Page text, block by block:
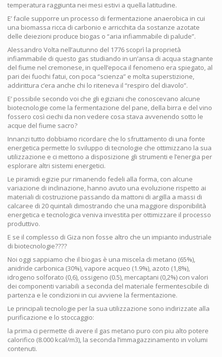
temperatura raggiunta nei mesi estivi a quella latitudine.
E’ facile supporre un processo di fermentazione anaerobica in cui
una biomassa ricca di carbonio e arricchita da sostanze azotate
delle deiezioni produce biogas o “aria infiammabile di palude”.
Alessandro Volta nell’autunno del 1776 scoprì la proprietà
infiammabile di questo gas studiando in un’ansa di acqua stagnante
del fiume nel cremonese, in quell’epoca il fenomeno era spiegato, al
pari dei fuochi fatui, con poca “scienza” e molta superstizione,
addirittura c’era anche chi lo riteneva il “respiro del diavolo”.
E’ possibile secondo voi che gli egiziani che conoscevano alcune
biotecnologie come la fermentazione del pane, della birra e del vino
fossero così ciechi da non vedere cosa stava avvenendo sotto le
acque del fiume sacro?
Innanzi tutto dobbiamo ricordare che lo sfruttamento di una fonte
energetica permette lo sviluppo di tecnologie che ottimizzano la sua
utilizzazione e ci mettono a disposizione gli strumenti e l’energia per
esplorare altri sistemi energetici.
Le piramidi egizie pur rimanendo fedeli alla forma, con alcune
variazione di inclinazione, hanno avuto una evoluzione rispetto ai
materiali di costruzione passando da mattoni di argilla a massi di
calcaree di 20 quintali dimostrando che una maggiore disponibilità
energetica e tecnologica veniva investita per ottimizzare il processo
produttivo.
E se il complesso di Giza non fosse altro che un impianto industriale
di biotecnologie????
Noi oggi sappiamo che il biogas è una miscela di metano (65%),
anidride carbonica (30%), vapore acqueo (1.9%), azoto (1,8%),
idrogeno solforato (0,6), ossigeno (0.5), mercaptani (0,2%) con valori
dei componenti variabili a seconda del materiale fermentescibile di
partenza e le condizioni in cui avviene la fermentazione.
Le principali tecnologie per la sua utilizzazione sono indirizzate alla
purificazione e lo stoccaggio:
la prima ci permette di avere il gas metano puro con piu alto potere
calorifico (8.000 kcal/m3), la seconda l’immagazzinamento in volumi
contenuti.